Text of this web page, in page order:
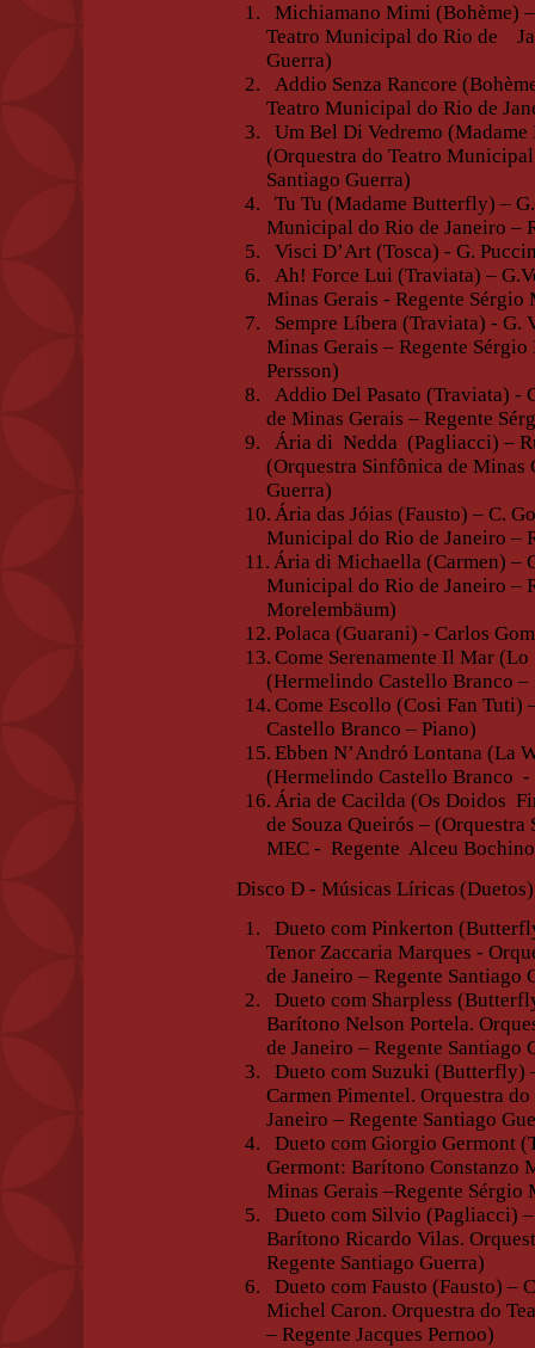
1.
Michiamano Mimi (Bohème)
Teatro Municipal do Rio de
Guerra)
2.
Addio Senza Rancore
Teatro Municipal do Rio de
3.
Um Bel Di Vedremo
(Orquestra do Teatro
Santiago Guerra)
4.
Tu Tu (Madame Butterfly) –
Municipal do Rio de Janeiro –
5.
Visci D’Art (Tosca) - G.
6.
Ah! Force Lui (Traviata) –
Minas Gerais - Regente Sérgio
7.
Sempre Líbera (Traviata) - G.
Minas Gerais – Regente
Persson)
8.
Addio Del Pasato (Traviata) -
de Minas Gerais – Regente
9.
Ária di Nedda (Pagliacci) –
(Orquestra Sinfônica de Minas
Guerra)
10. Ária das Jóias (Fausto) – C.
Municipal do Rio de Janeiro –
11. Ária di Michaella (Carmen) –
Municipal do Rio de Janeiro –
Morelembäum)
12. Polaca (Guarani) - Carlos
13. Come Serenamente Il Mar
(Hermelindo Castello Branco –
14. Come Escollo (Cosi Fan Tuti)
Castello Branco – Piano)
15. Ebben N’Andró Lontana (La
(Hermelindo Castello Branco -
16. Ária de Cacilda (Os Doidos
de Souza Queirós – (Orquestra
MEC - Regente Alceu
Disco D - Músicas Líricas (Duetos)
1.
Dueto com Pinkerton
Tenor Zaccaria Marques -
de Janeiro – Regente Santiago
2.
Dueto com Sharpless
Barítono Nelson Portela.
de Janeiro – Regente Santiago
3.
Dueto com Suzuki (Butterfly)
Carmen Pimentel. Orquestra do
Janeiro – Regente Santiago
4.
Dueto com Giorgio Germont
Germont: Barítono Constanzo
Minas Gerais –Regente Sérgio
5.
Dueto com Silvio (Pagliacci)
Barítono Ricardo Vilas.
Regente Santiago Guerra)
6.
Dueto com Fausto (Fausto) –
Michel Caron. Orquestra do
– Regente Jacques Pernoo)